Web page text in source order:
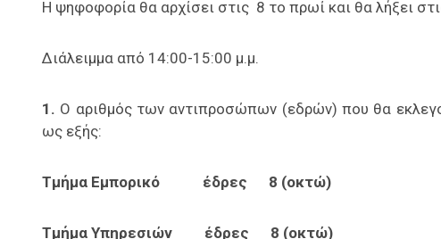
Η ψηφοφορία θα αρχίσει στις 8 το πρωί και θα λήξει
Διάλειμμα από 14:00-15:00 μ.μ.
1. O αριθμός των αντιπροσώπων (εδρών) που θα
ως εξής:
Τμήμα Εμπορικό έδρες 8 (οκτώ)
Τμήμα Υπηρεσιών έδρες 8 (οκτώ)